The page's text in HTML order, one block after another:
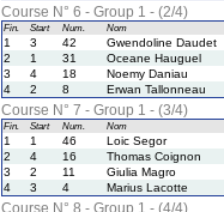
Course N° 6 - Group 1 - (2/4)
Fin. Start Num. Nom
1 3 42
Gwendoline Daudet
2
1 31
Oceane Hauguel
3
4 18
Noemy Daniau
4
2 8 Erwan Tallonneau
Course N° 7 - Group 1 - (3/4)
Fin. Start Num. Nom
1 1 46
Loic Segor
2
4 16
Thomas Coignon
3
2 11
Giulia Magro
4
3 4 Marius Lacotte